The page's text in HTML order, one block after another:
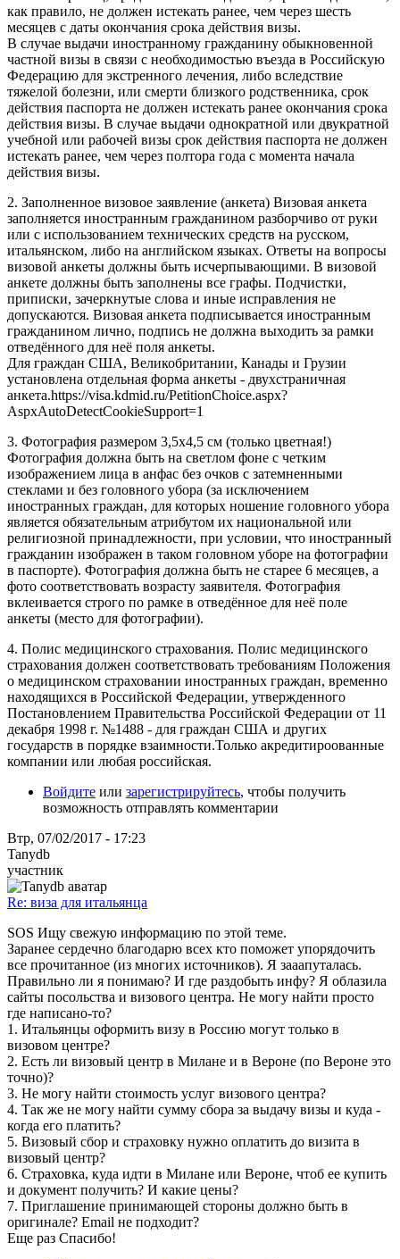
как правило, не должен истекать ранее, чем через шесть
месяцев с даты окончания срока действия визы.
В случае выдачи иностранному гражданину обыкновенной
частной визы в связи с необходимостью въезда в Российскую
Федерацию для экстренного лечения, либо вследствие
тяжелой болезни, или смерти близкого родственника, срок
действия паспорта не должен истекать ранее окончания срока
действия визы. В случае выдачи однократной или двукратной
учебной или рабочей визы срок действия паспорта не должен
истекать ранее, чем через полтора года с момента начала
действия визы.
2. Заполненное визовое заявление (анкета) Визовая анкета
заполняется иностранным гражданином разборчиво от руки
или с использованием технических средств на русском,
итальянском, либо на английском языках. Oтветы на вопросы
визовой анкеты должны быть исчерпывающими. В визовой
анкете должны быть заполнены все графы. Подчистки,
приписки, зачеркнутые слова и иные исправления не
допускаются. Визовая анкета подписывается иностранным
гражданином лично, подпись не должна выходить за рамки
отведённого для неё поля анкеты.
Для граждан США, Великобритании, Канады и Грузии
установлена отдельная форма анкеты - двухстраничная
анкета.https://visa.kdmid.ru/PetitionChoice.aspx?
AspxAutoDetectCookieSupport=1
3. Фотография размером 3,5х4,5 см (только цветная!)
Фотография должна быть на светлом фоне с четким
изображением лица в анфас без очков с затемненными
стеклами и без головного убора (за исключением
иностранных граждан, для которых ношение головного убора
является обязательным атрибутом их национальной или
религиозной принадлежности, при условии, что иностранный
гражданин изображен в таком головном уборе на фотографии
в паспорте). Фотография должна быть не старее 6 месяцев, а
фото соответствовать возрасту заявителя. Фотография
вклеивается строго по рамке в отведённое для неё поле
анкеты (место для фотографии).
4. Полис медицинского страхования. Полис медицинского
страхования должен соответствовать требованиям Положения
о медицинском страховании иностранных граждан, временно
находящихся в Российской Федерации, утвержденного
Постановлением Правительства Российской Федерации от 11
декабря 1998 г. №1488 - для граждан США и других
государств в порядке взаимности.Только акредитироованные
компании или любая российская.
Войдите или зарегистрируйтесь, чтобы получить
возможность отправлять комментарии
Втр, 07/02/2017 - 17:23
Tanydb
участник
Re: виза для итальянца
SOS Ищу свежую информацию по этой теме.
Заранее сердечно благодарю всех кто поможет упорядочить
все прочитанное (из многих источников). Я зааапуталась.
Правильно ли я понимаю? И где раздобыть инфу? Я облазила
сайты посольства и визового центра. Не могу найти просто
где написано-то?
1. Итальянцы оформить визу в Россию могут только в
визовом центре?
2. Есть ли визовый центр в Милане и в Вероне (по Вероне это
точно)?
3. Не могу найти стоимость услуг визового центра?
4. Так же не могу найти сумму сбора за выдачу визы и куда -
когда его платить?
5. Визовый сбор и страховку нужно оплатить до визита в
визовый центр?
6. Страховка, куда идти в Милане или Вероне, чтоб ее купить
и документ получить? И какие цены?
7. Приглашение принимающей стороны должно быть в
оригинале? Email не подходит?
Еще раз Спасибо!